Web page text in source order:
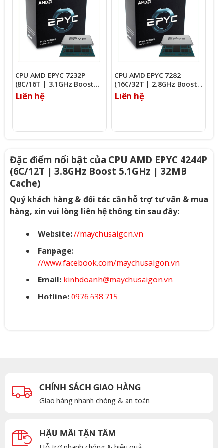
CPU AMD EPYC 7232P
(8C/16T | 3.1GHz Boost
3.2GHz | 32MB Cache)
Liên hệ
CPU AMD EPYC 7282
(16C/32T | 2.8GHz Boost
3.2GHz | 64MB Cache)
Liên hệ
Đặc điểm nổi bật của CPU AMD EPYC 4244P
(6C/12T | 3.8GHz Boost 5.1GHz | 32MB
Cache)
Quý khách hàng & đối tác cần hỗ trợ tư vấn & mua
hàng, xin vui lòng liên hệ thông tin sau đây:
Website://maychusaigon.vn
Fanpage:
//www.facebook.com/maychusaigon.vn
Email: kinhdoanh@maychusaigon.vn
Hotline:0976.638.715
CHÍNH SÁCH GIAO HÀNG
Giao hàng nhanh chóng & an toàn
HẬU MÃI TẬN TÂM